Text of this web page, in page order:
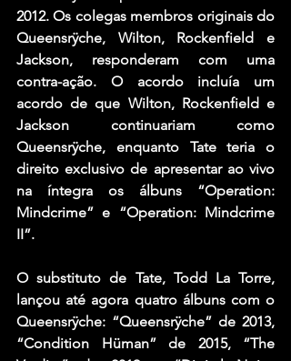
2012. Os colegas membros originais do
Queensrÿche, Wilton, Rockenfield e
Jackson, responderam com uma
contra-ação. O acordo incluía um
acordo de que Wilton, Rockenfield e
Jackson continuariam como
Queensrÿche, enquanto Tate teria o
direito exclusivo de apresentar ao vivo
na íntegra os álbuns “Operation:
Mindcrime” e “Operation: Mindcrime
II”.
O substituto de Tate, Todd La Torre,
lançou até agora quatro álbuns com o
Queensrÿche: “Queensrÿche” de 2013,
“Condition Hüman” de 2015, “The